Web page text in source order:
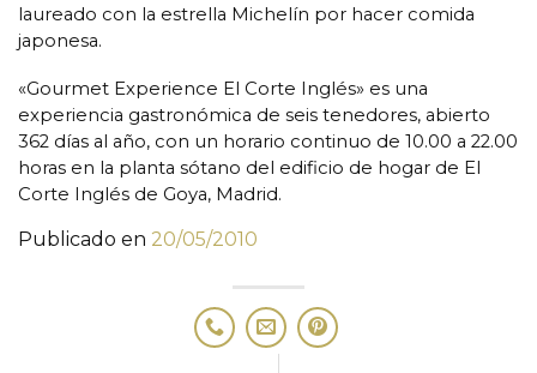
laureado con la estrella Michelín por hacer comida
japonesa.
«Gourmet Experience El Corte Inglés» es una
experiencia gastronómica de seis tenedores, abierto
362 días al año, con un horario continuo de 10.00 a 22.00
horas en la planta sótano del edificio de hogar de El
Corte Inglés de Goya, Madrid.
Publicado en 20/05/2010